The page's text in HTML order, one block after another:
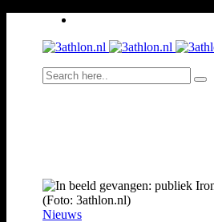
(Foto: 3athlon.nl)
Nieuws